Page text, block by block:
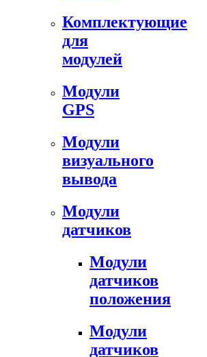
Комплектующие
для
модулей
Модули
GPS
Модули
визуального
вывода
Модули
датчиков
Модули
датчиков
положения
Модули
датчиков